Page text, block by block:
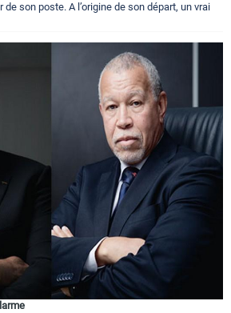
son poste. A l’origine de son départ, un vrai